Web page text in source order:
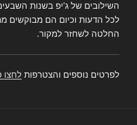
השילובים של ג'יפ בשנות
לכל הדעות וכיום הם מבוקשים
החלטה לשחזר למקור.
לפרטים נוספים והצטרפות לחצו